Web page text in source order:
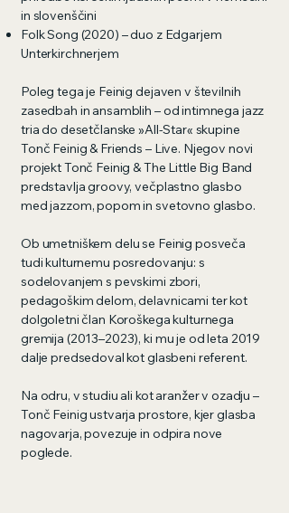
in slovenščini
Folk Song (2020) – duo z Edgarjem
Unterkirchnerjem
Poleg tega je Feinig dejaven v številnih
zasedbah in ansamblih – od intimnega jazz
tria do desetčlanske »All-Star« skupine
Tonč Feinig & Friends – Live. Njegov novi
projekt Tonč Feinig & The Little Big Band
predstavlja groovy, večplastno glasbo
med jazzom, popom in svetovno glasbo.
Ob umetniškem delu se Feinig posveča
tudi kulturnemu posredovanju: s
sodelovanjem s pevskimi zbori,
pedagoškim delom, delavnicami ter kot
dolgoletni član Koroškega kulturnega
gremija (2013–2023), ki mu je od leta 2019
dalje predsedoval kot glasbeni referent.
Na odru, v studiu ali kot aranžer v ozadju –
Tonč Feinig ustvarja prostore, kjer glasba
nagovarja, povezuje in odpira nove
poglede.